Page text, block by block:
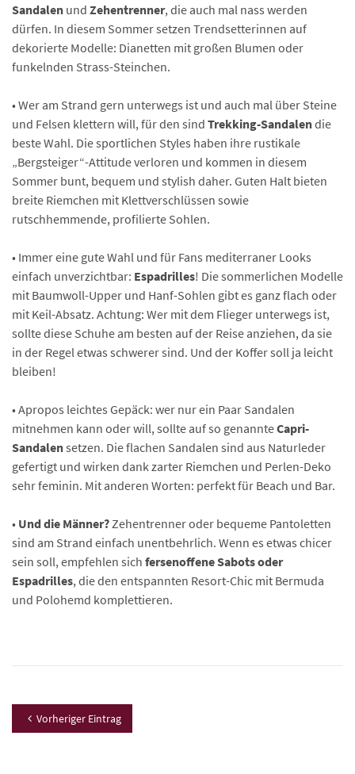
Sandalen und Zehentrenner, die auch mal nass werden
dürfen. In diesem Sommer setzen Trendsetterinnen auf
dekorierte Modelle: Dianetten mit großen Blumen oder
funkelnden Strass-Steinchen.
• Wer am Strand gern unterwegs ist und auch mal über Steine
und Felsen klettern will, für den sind Trekking-Sandalendie
beste Wahl. Die sportlichen Styles haben ihre rustikale
„Bergsteiger“-Attitude verloren und kommen in diesem
Sommer bunt, bequem und stylish daher. Guten Halt bieten
breite Riemchen mit Klettverschlüssen sowie
rutschhemmende, profilierte Sohlen.
• Immer eine gute Wahl und für Fans mediterraner Looks
einfach unverzichtbar: Espadrilles! Die sommerlichen Modelle
mit Baumwoll-Upper und Hanf-Sohlen gibt es ganz flach oder
mit Keil-Absatz. Achtung: Wer mit dem Flieger unterwegs ist,
sollte diese Schuhe am besten auf der Reise anziehen, da sie
in der Regel etwas schwerer sind. Und der Koffer soll ja leicht
bleiben!
• Apropos leichtes Gepäck: wer nur ein Paar Sandalen
mitnehmen kann oder will, sollte auf so genannteCapri-
Sandalensetzen. Die flachen Sandalen sind aus Naturleder
gefertigt und wirken dank zarter Riemchen und Perlen-Deko
sehr feminin. Mit anderen Worten: perfekt für Beach und Bar.
• Und die Männer? Zehentrenner oder bequeme Pantoletten
sind am Strand einfach unentbehrlich. Wenn es etwas chicer
sein soll, empfehlen sich fersenoffene Sabots oder
Espadrilles, die den entspannten Resort-Chic mit Bermuda
und Polohemd komplettieren.
Vorheriger Eintrag